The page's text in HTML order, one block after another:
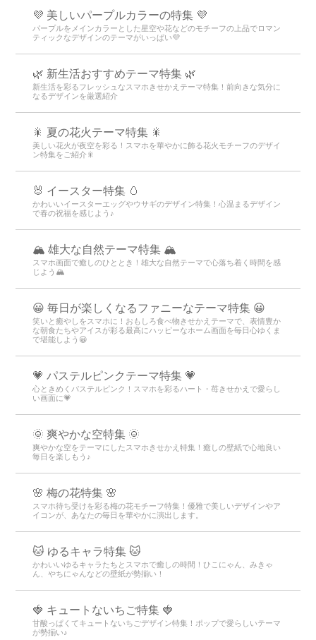
💜 美しいパープルカラーの特集 💜
パープルをメインカラーとした星空や花などのモチーフの上品でロマン
ティックなデザインのテーマがいっぱい💜
🌿 新生活おすすめテーマ特集 🌿
新生活を彩るフレッシュなスマホきせかえテーマ特集！前向きな気分に
なるデザインを厳選紹介
🎇 夏の花火テーマ特集 🎇
美しい花火が夜空を彩る！スマホを華やかに飾る花火モチーフのデザイ
ン特集をご紹介🎇
🐰 イースター特集 🥚
かわいいイースターエッグやウサギのデザイン特集！心温まるデザイン
で春の祝福を感じよう♪
🏔️ 雄大な自然テーマ特集 🏔️
スマホ画面で癒しのひととき！雄大な自然テーマで心落ち着く時間を感
じよう🏔️
😀 毎日が楽しくなるファニーなテーマ特集 😀
笑いと癒やしをスマホに！おもしろ食べ物きせかえテーマで、表情豊か
な朝食たちやアイスが彩る最高にハッピーなホーム画面を毎日心ゆくま
で堪能しよう😀
💗 パステルピンクテーマ特集 💗
心ときめくパステルピンク！スマホを彩るハート・苺きせかえで愛らし
い画面に💗
🌞 爽やかな空特集 🌞
爽やかな空をテーマにしたスマホきせかえ特集！癒しの壁紙で心地良い
毎日を楽しもう♪
🌸 梅の花特集 🌸
スマホ待ち受けを彩る梅の花モチーフ特集！優雅で美しいデザインやア
イコンが、あなたの毎日を華やかに演出します。
🐱 ゆるキャラ特集 🐱
かわいいゆるキャラたちとスマホで癒しの時間！ひこにゃん、みきゃ
ん、やちにゃんなどの壁紙が勢揃い！
🍓 キュートないちご特集 🍓
甘酸っぱくてキュートないちごデザイン特集！ポップで愛らしいテーマ
が勢揃い♪